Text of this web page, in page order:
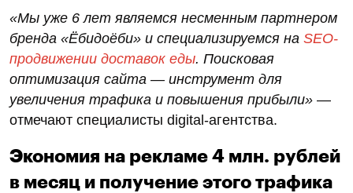
Рис. 2. График роста индекса качества сайта
специалистам агентства «Сеослон» и узнайте,
как SEO поможет вашему сайту увеличить